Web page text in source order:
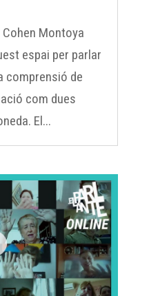
Montoya
espai per parlar
comprensió de
com dues
El...